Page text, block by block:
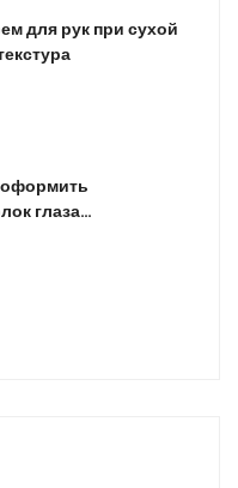
для рук при сухой
глаза